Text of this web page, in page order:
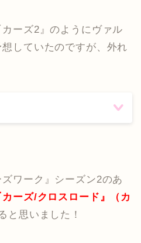
ーズ2』のようにヴァル
していたのですが、外れ
ワーク』シーズン2のあ
カーズ/クロスロード』（カ
と思いました！